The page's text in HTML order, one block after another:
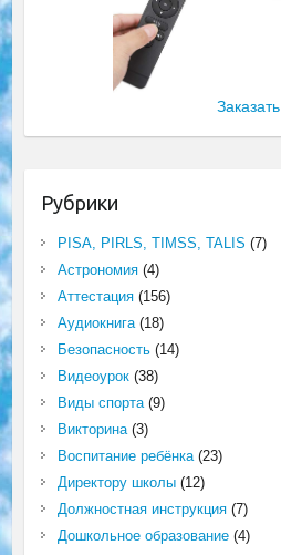
Заказать
Рубрики
PISA, PIRLS, TIMSS, TALIS (7)
Астрономия(4)
Аттестация(156)
Аудиокнига(18)
Безопасность(14)
Видеоурок(38)
Виды спорта(9)
Викторина(3)
Воспитание ребёнка(23)
Директору школы(12)
Должностная инструкция(7)
Дошкольное образование(4)